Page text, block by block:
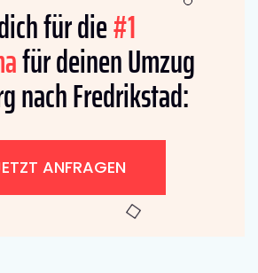
für die#1
für deinen Umzug
nach Fredrikstad:
ANFRAGEN